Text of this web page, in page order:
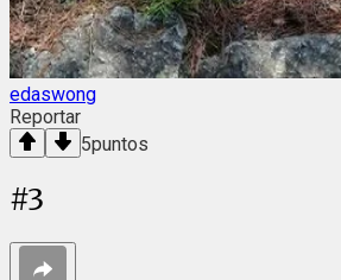
edaswong
Reportar
5puntos
#3